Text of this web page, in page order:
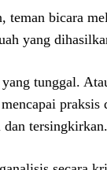
teman bicara
yang
tunggal.
tersingkirkan.